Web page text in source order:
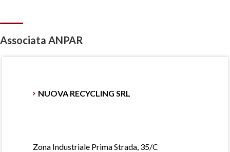
Associata ANPAR
NUOVA RECYCLING SRL
Zona Industriale Prima Strada, 35/C